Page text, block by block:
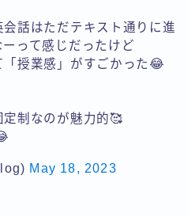
話はただテキスト通りに進
って感じだったけど
授業感」がすごかった😂
制なのが魅力的🥰
May 18, 2023